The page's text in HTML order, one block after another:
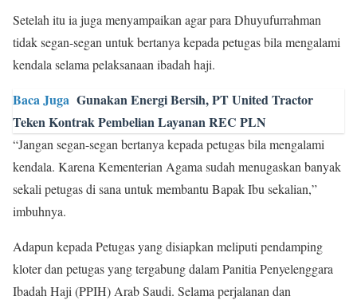
Setelah itu ia juga menyampaikan agar para Dhuyufurrahman
tidak segan-segan untuk bertanya kepada petugas bila mengalami
kendala selama pelaksanaan ibadah haji.
Baca Juga Gunakan Energi Bersih, PT United Tractor
Teken Kontrak Pembelian Layanan REC PLN
“Jangan segan-segan bertanya kepada petugas bila mengalami
kendala. Karena Kementerian Agama sudah menugaskan banyak
sekali petugas di sana untuk membantu Bapak Ibu sekalian,”
imbuhnya.
Adapun kepada Petugas yang disiapkan meliputi pendamping
kloter dan petugas yang tergabung dalam Panitia Penyelenggara
Ibadah Haji (PPIH) Arab Saudi. Selama perjalanan dan